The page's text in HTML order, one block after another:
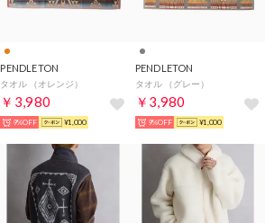
PENDLETON
タオル （オレンジ）
￥3,980
9%OFF ¥1,000
PENDLETON
タオル （グレー）
￥3,980
9%OFF ¥1,000